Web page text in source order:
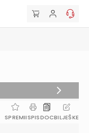
SPREMIISPISDOCBILJEŠKE